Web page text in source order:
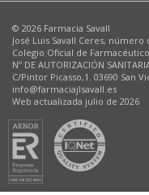
© 2026 Farmacia Savall
José Luis Savall Ceres,
Colegio Oficial de
Nº DE AUTORIZACIÓN
C/Pintor Picasso,1. 03690 San
info@farmaciajlsavall.es
Web actualizada julio de 2026